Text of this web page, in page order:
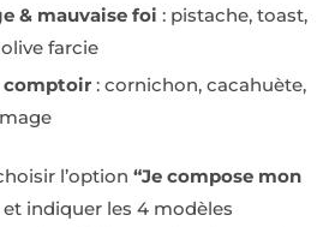
& mauvaise foi : pistache, toast,
farcie
comptoir : cornichon, cacahuète,
l’option “Je compose mon
et indiquer les 4 modèles